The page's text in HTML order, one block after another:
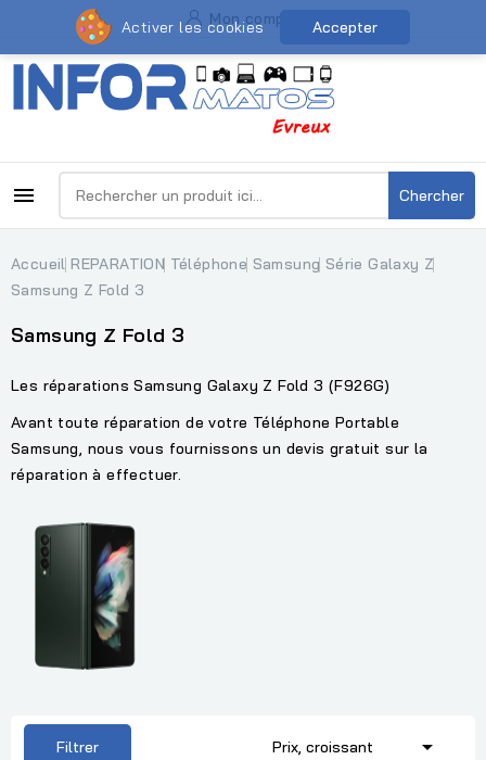
Mon compte
 Chercher
Accueil REPARATION Téléphone Samsung Série Galaxy Z
Samsung Z Fold 3
Samsung Z Fold 3
Les réparations Samsung Galaxy Z Fold 3 (F926G)
Avant toute réparation de votre Téléphone Portable
Samsung, nous vous fournissons un devis gratuit sur la
réparation à effectuer.
Filtrer Prix, croissant 
Activer les cookies Accepter